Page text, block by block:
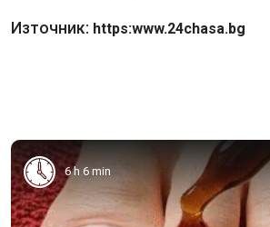
Източник: https:www.24chasa.bg
6 h 6 min